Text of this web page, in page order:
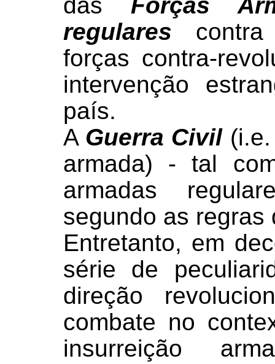
das Forças
regulares
forças contra-
intervenção
país.
A Guerra Civil(i.e.
armada) - tal
armadas
segundo as
Entretanto, em
série de
direção
combate no
insurreição